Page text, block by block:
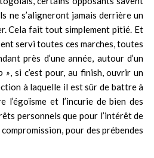
ne s’aligneront jamais derrière un
Cela fait tout simplement pitié. Et
servi toutes ces marches, toutes
près d’une année, autour d’un
» , si c’est pour, au finish, ouvrir un
à laquelle il est sûr de battre à
et l’incurie de bien des
personnels que pour l’intérêt de
pour des prébendes